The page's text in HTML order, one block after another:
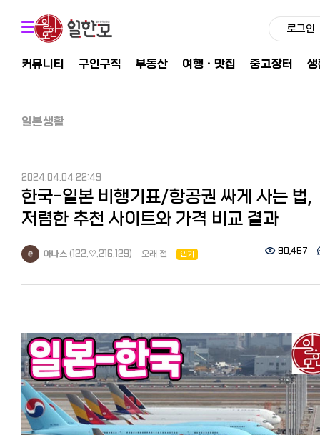
로그인
커뮤니티 구인구직 부동산 여행ㆍ맛집 중고장터
일본생활
2024.04.04 22:49
한국-일본 비행기표/항공권 싸게 사는 법,
저렴한 추천 사이트와 가격 비교 결과
아나스 (122.♡.216.129) 오래 전 인기 90,457